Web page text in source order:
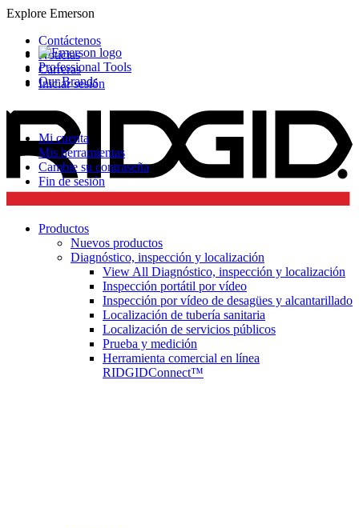
Explore Emerson
Professional Tools
Our Brands
Contáctenos
Noticias
Carreras
Iniciar sesión
Mi cuenta
Mis herramientas
Cambie su contraseña
Fin de sesión
Productos
Nuevos productos
Diagnóstico, inspección y localización
View All Diagnóstico, inspección y localización
Inspección portátil por vídeo
Inspección por vídeo de desagües y alcantarillado
Localización de tubería sanitaria
Localización de servicios públicos
Prueba y medición
Herramienta comercial en línea
RIDGIDConnect™